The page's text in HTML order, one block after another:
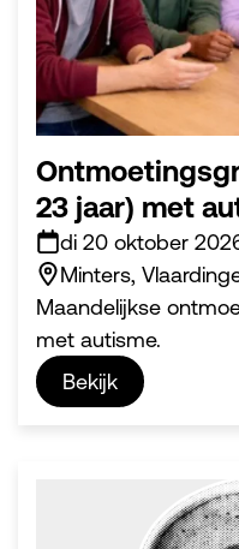
23 jaar) met
di 20 oktober
Minters,
Maandelijkse
met autisme.
Bekijk